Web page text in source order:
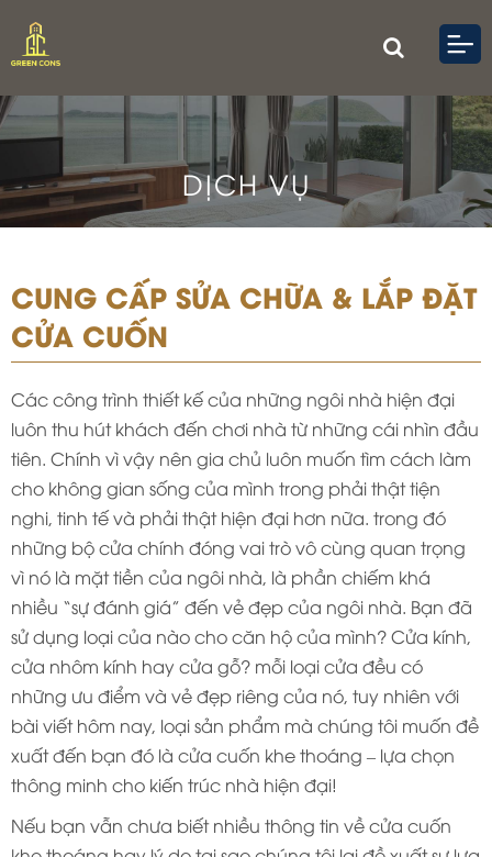
DỊCH VỤ
CUNG CẤP SỬA CHỮA & LẮP ĐẶT
CỬA CUỐN
Các công trình thiết kế của những ngôi nhà hiện đại
luôn thu hút khách đến chơi nhà từ những cái nhìn đầu
tiên. Chính vì vậy nên gia chủ luôn muốn tìm cách làm
cho không gian sống của mình trong phải thật tiện
nghi, tinh tế và phải thật hiện đại hơn nữa. trong đó
những bộ cửa chính đóng vai trò vô cùng quan trọng
vì nó là mặt tiền của ngôi nhà, là phần chiếm khá
nhiều “sự đánh giá” đến vẻ đẹp của ngôi nhà. Bạn đã
sử dụng loại của nào cho căn hộ của mình? Cửa kính,
cửa nhôm kính hay cửa gỗ? mỗi loại cửa đều có
những ưu điểm và vẻ đẹp riêng của nó, tuy nhiên với
bài viết hôm nay, loại sản phẩm mà chúng tôi muốn đề
xuất đến bạn đó là cửa cuốn khe thoáng – lựa chọn
thông minh cho kiến trúc nhà hiện đại!
Nếu bạn vẫn chưa biết nhiều thông tin về cửa cuốn